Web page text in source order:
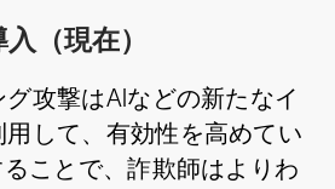
（現在）
攻撃はAIなどの新たなイ
用して、有効性を高めてい
ことで、詐欺師はよりわ